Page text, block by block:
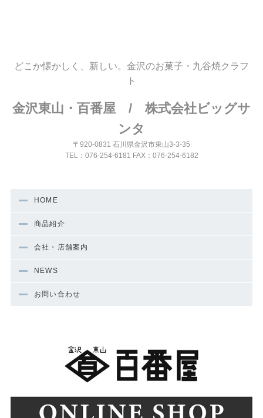
どこか懐かしく、新しい。金沢のお菓子・九谷焼クラフ
ト
金沢東山・百番屋 / 株式会社ビッグサ
ンタ
〒920-0831 石川県金沢市東山3-3-35
TEL：076-254-6181 FAX：076-254-6182
HOME
商品紹介
会社・店舗案内
NEWS
お問い合わせ